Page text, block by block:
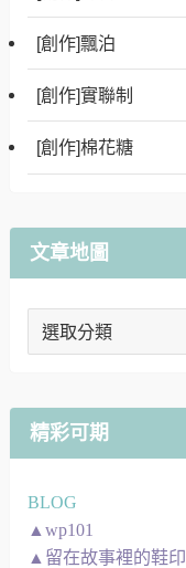
[創作]飄泊
[創作]實聯制
[創作]棉花糖
文章地圖
文
圖
精彩可期
BLOG
▲wp101
▲留在故事裡的鞋印